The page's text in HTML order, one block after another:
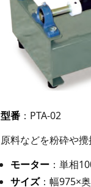
型番 ：PTA-02
原料などを粉砕や攪
モーター ：単相
サイズ：幅975×